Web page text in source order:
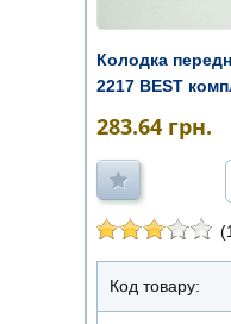
Колодка
2217 BEST
283.64 грн.
Код товару: